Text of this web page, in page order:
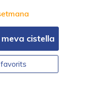
cistella